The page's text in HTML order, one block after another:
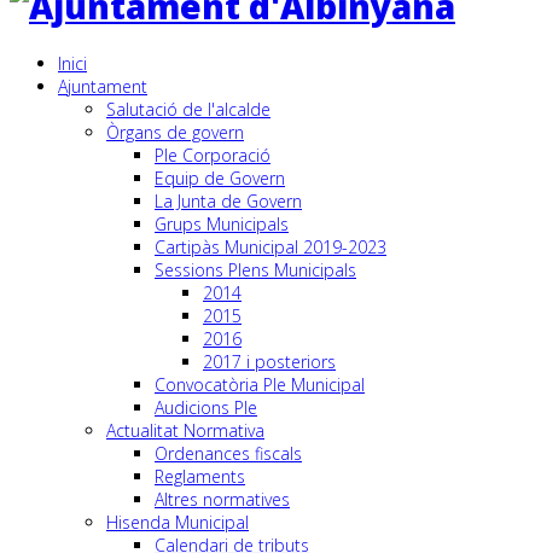
Inici
Ajuntament
Salutació de l'alcalde
Òrgans de govern
Ple Corporació
Equip de Govern
La Junta de Govern
Grups Municipals
Cartipàs Municipal 2019-2023
Sessions Plens Municipals
2014
2015
2016
2017 i posteriors
Convocatòria Ple Municipal
Audicions Ple
Actualitat Normativa
Ordenances fiscals
Reglaments
Altres normatives
Hisenda Municipal
Calendari de tributs